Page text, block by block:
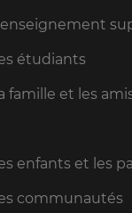
étudiants
famille et les
enfants et les
communautés